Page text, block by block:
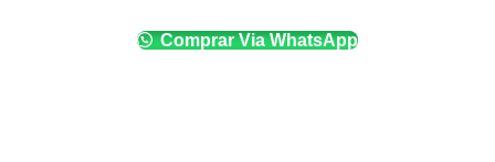
Comprar Via WhatsApp